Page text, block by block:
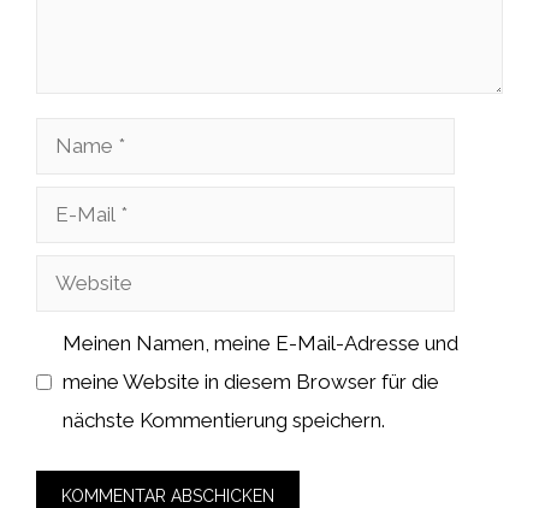
Name
Website
Meinen Namen, meine E-Mail-Adresse und
meine Website in diesem Browser für die
nächste Kommentierung speichern.